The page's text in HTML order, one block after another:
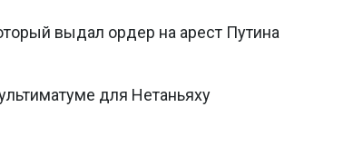
выдал ордер на арест Путина
для Нетаньяху